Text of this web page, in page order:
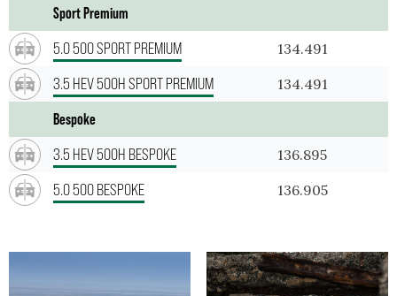
Sport Premium
5.0 500 SPORT PREMIUM
134.491
3.5 HEV 500H SPORT PREMIUM 134.491
Bespoke
3.5 HEV 500H BESPOKE
136.895
5.0 500 BESPOKE 136.905